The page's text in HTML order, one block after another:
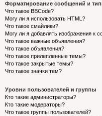
Форматирование сообщений и
Что такое BBCode?
Могу ли я использовать HTML?
Что такое смайлики?
Могу ли я добавлять изображения к
Что такое важные объявления?
Что такое объявления?
Что такое прилепленные темы?
Что такое закрытые темы?
Что такое значки тем?
Уровни пользователей и группы
Кто такие администраторы?
Кто такие модераторы?
Что такое группы пользователей?